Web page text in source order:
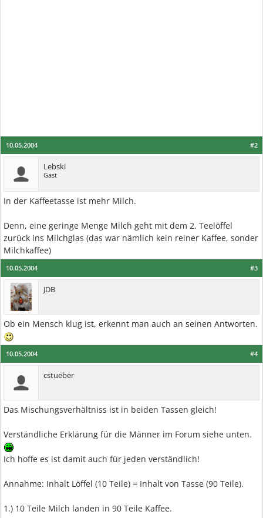
#2
10.05.2004
Lebski
Gast
In der Kaffeetasse ist mehr Milch.
Denn, eine geringe Menge Milch geht mit dem 2. Teelöffel
zurück ins Milchglas (das war nämlich kein reiner Kaffee, sonder
Milchkaffee)
#3
10.05.2004
JDB
Ob ein Mensch klug ist, erkennt man auch an seinen Antworten.
#4
10.05.2004
cstueber
Das Mischungsverhältniss ist in beiden Tassen gleich!
Verständliche Erklärung für die Männer im Forum siehe unten.
Ich hoffe es ist damit auch für jeden verständlich!
Annahme: Inhalt Löffel (10 Teile) = Inhalt von Tasse (90 Teile).
1.) 10 Teile Milch landen in 90 Teile Kaffee.